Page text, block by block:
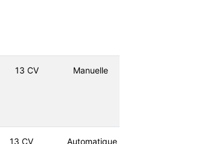
13 CV Manuelle
13 CV Automatique